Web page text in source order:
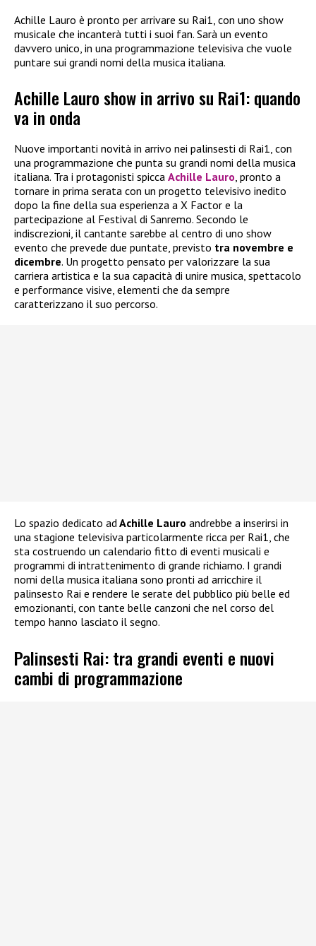
Achille Lauro è pronto per arrivare su Rai1, con uno show
musicale che incanterà tutti i suoi fan. Sarà un evento
davvero unico, in una programmazione televisiva che vuole
puntare sui grandi nomi della musica italiana.
Achille Lauro show in arrivo su Rai1: quando
va in onda
Nuove importanti novità in arrivo nei palinsesti di Rai1, con
una programmazione che punta su grandi nomi della musica
italiana. Tra i protagonisti spicca Achille Lauro, pronto a
tornare in prima serata con un progetto televisivo inedito
dopo la fine della sua esperienza a X Factor e la
partecipazione al Festival di Sanremo. Secondo le
indiscrezioni, il cantante sarebbe al centro di uno show
evento che prevede due puntate, previsto tra novembre e
dicembre. Un progetto pensato per valorizzare la sua
carriera artistica e la sua capacità di unire musica, spettacolo
e performance visive, elementi che da sempre
caratterizzano il suo percorso.
Lo spazio dedicato adAchille Lauro andrebbe a inserirsi in
una stagione televisiva particolarmente ricca per Rai1, che
sta costruendo un calendario fitto di eventi musicali e
programmi di intrattenimento di grande richiamo. I grandi
nomi della musica italiana sono pronti ad arricchire il
palinsesto Rai e rendere le serate del pubblico più belle ed
emozionanti, con tante belle canzoni che nel corso del
tempo hanno lasciato il segno.
Palinsesti Rai: tra grandi eventi e nuovi
cambi di programmazione